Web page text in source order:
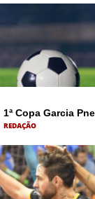
1ª Copa Garcia
REDAÇÃO